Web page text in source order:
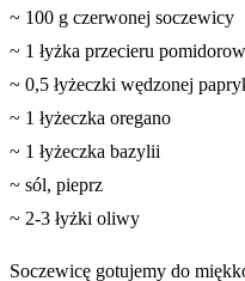
~ 100 g czerwonej soczewicy
~ 1 łyżka przecieru
~ 0,5 łyżeczki wędzonej
~ 1 łyżeczka oregano
~ 1 łyżeczka bazylii
~ sól, pieprz
~ 2-3 łyżki oliwy
Soczewicę gotujemy do